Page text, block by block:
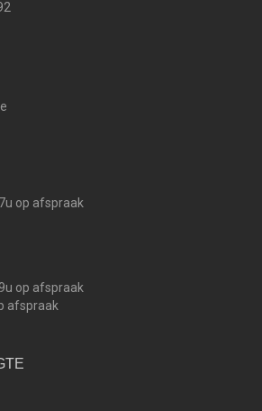
op afspraak
op afspraak
afspraak